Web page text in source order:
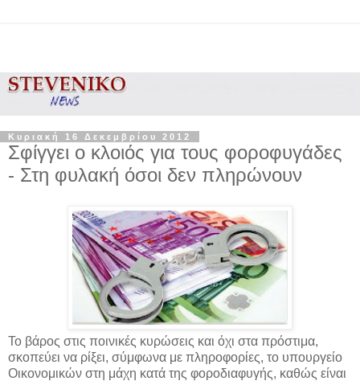
Κυριακή 16 Δεκεμβρίου 2012
Σφίγγει ο κλοιός για τους φοροφυγάδες
- Στη φυλακή όσοι δεν πληρώνουν
Το βάρος στις ποινικές κυρώσεις και όχι στα πρόστιμα,
σκοπεύει να ρίξει, σύμφωνα με πληροφορίες, το υπουργείο
Οικονομικών στη μάχη κατά της φοροδιαφυγής, καθώς είναι